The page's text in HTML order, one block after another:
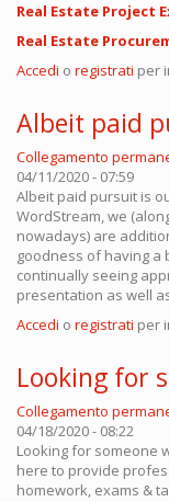
Real Estate Project
Real Estate
Accedi o registrati per
Albeit paid
Collegamento
04/11/2020 - 07:59
Albeit paid pursuit is
WordStream, we
nowadays) are
goodness of having a
continually seeing
presentation as well
Accedi o registrati per
Looking for
Collegamento
04/18/2020 - 08:22
Looking for someone
here to provide
homework, exams &